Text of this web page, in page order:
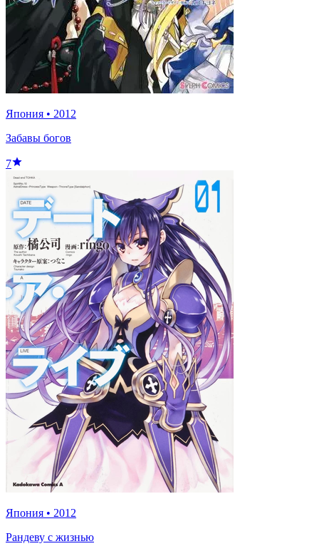
Япония • 2012
Забавы богов
7
Япония • 2012
Рандеву с жизнью